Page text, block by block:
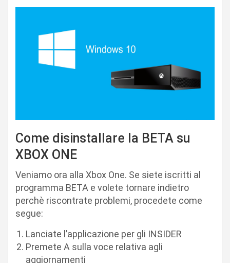
Come disinstallare la BETA su
XBOX ONE
Veniamo ora alla Xbox One. Se siete iscritti al
programma BETA e volete tornare indietro
perchè riscontrate problemi, procedete come
segue:
Lanciate l’applicazione per gli INSIDER
Premete A sulla voce relativa agli
aggiornamenti